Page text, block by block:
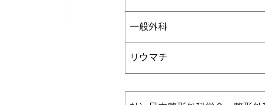
一般外科
リウマチ